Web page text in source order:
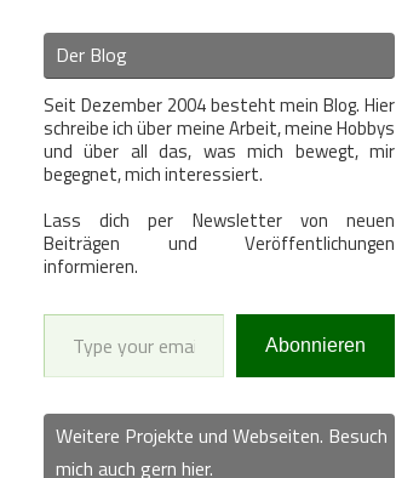
Der Blog
Seit Dezember 2004 besteht mein Blog. Hier
schreibe ich über meine Arbeit, meine Hobbys
und über all das, was mich bewegt, mir
begegnet, mich interessiert.
Lass dich per Newsletter von neuen
Beiträgen und Veröffentlichungen
informieren.
Type your email…
Abonnieren
Weitere Projekte und Webseiten. Besuch
mich auch gern hier.